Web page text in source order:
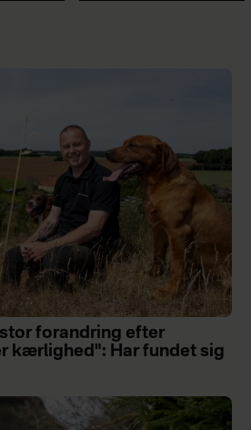
forandring efter
kærlighed": Har fundet sig